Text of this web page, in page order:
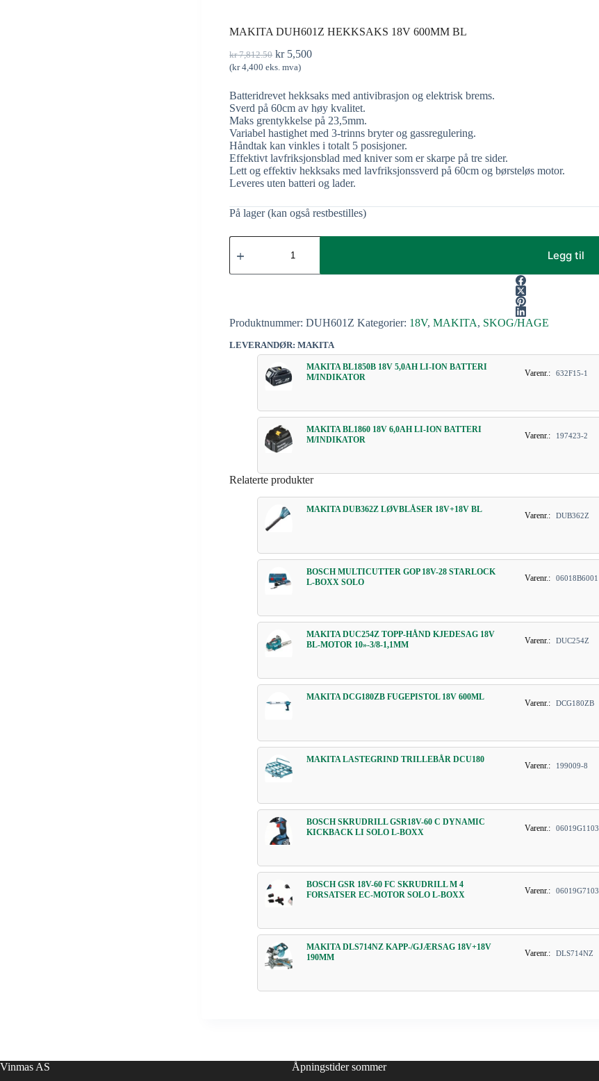
MAKITA DUH601Z HEKKSAKS 18V 600MM BL
kr7,812.50 kr5,500
(kr4,400 eks. mva)
Batteridrevet hekksaks med antivibrasjon og elektrisk brems.
Sverd på 60cm av høy kvalitet.
Maks grentykkelse på 23,5mm.
Variabel hastighet med 3-trinns bryter og gassregulering.
Håndtak kan vinkles i totalt 5 posisjoner.
Effektivt lavfriksjonsblad med kniver som er skarpe på tre sider.
Lett og effektiv hekksaks med lavfriksjonssverd på 60cm og børsteløs motor.
Leveres uten batteri og lader.
På lager (kan også restbestilles)
Legg til
Produktnummer:DUH601Z Kategorier: 18V,MAKITA, SKOG/HAGE
LEVERANDØR: MAKITA
MAKITA BL1850B 18V 5,0AH LI-ION BATTERI
M/INDIKATOR
Varenr.: 632F15-1
MAKITA BL1860 18V 6,0AH LI-ION BATTERI
M/INDIKATOR
Varenr.: 197423-2
Relaterte produkter
MAKITA DUB362Z LØVBLÅSER 18V+18V BL
Varenr.: DUB362Z
BOSCH MULTICUTTER GOP 18V-28 STARLOCK
L-BOXX SOLO
Varenr.: 06018B6001
MAKITA DUC254Z TOPP-HÅND KJEDESAG 18V
BL-MOTOR 10»-3/8-1,1MM
Varenr.: DUC254Z
MAKITA DCG180ZB FUGEPISTOL 18V 600ML
Varenr.: DCG180ZB
MAKITA LASTEGRIND TRILLEBÅR DCU180
Varenr.: 199009-8
BOSCH SKRUDRILL GSR18V-60 C DYNAMIC
KICKBACK LI SOLO L-BOXX
Varenr.: 06019G1103
BOSCH GSR 18V-60 FC SKRUDRILL M 4
FORSATSER EC-MOTOR SOLO L-BOXX
Varenr.: 06019G7103
MAKITA DLS714NZ KAPP-/GJÆRSAG 18V+18V
190MM
Varenr.: DLS714NZ
Vinmas AS Åpningstider sommer